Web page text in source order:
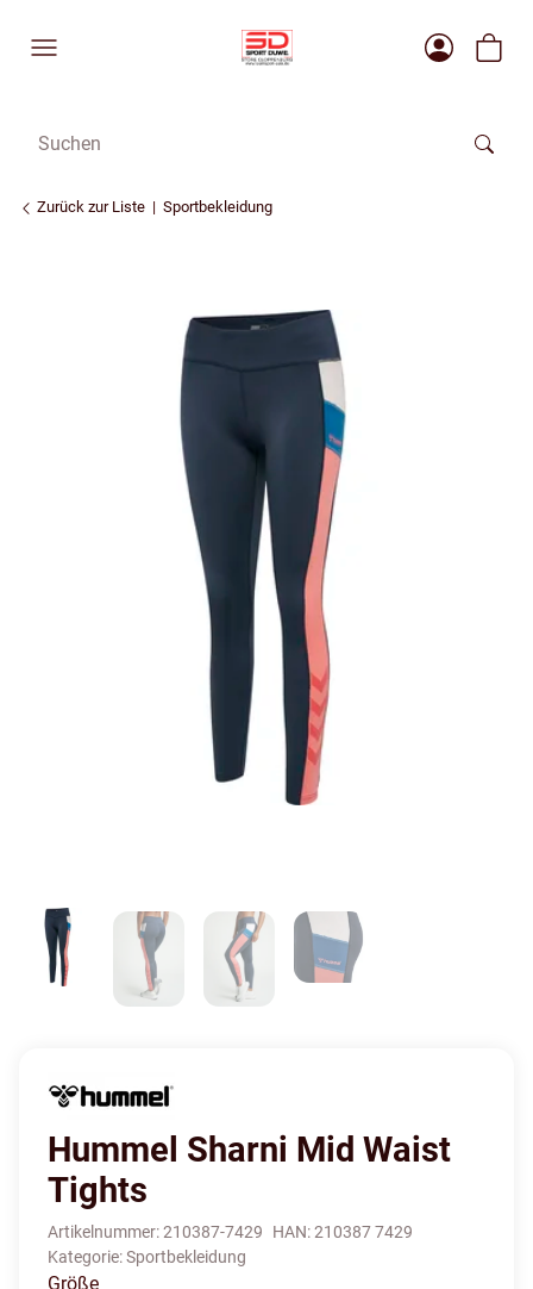
Zurück zur Liste Sportbekleidung
Hummel Sharni Mid Waist
Tights
Artikelnummer:210387-7429 HAN:210387 7429
Kategorie:Sportbekleidung
Größe